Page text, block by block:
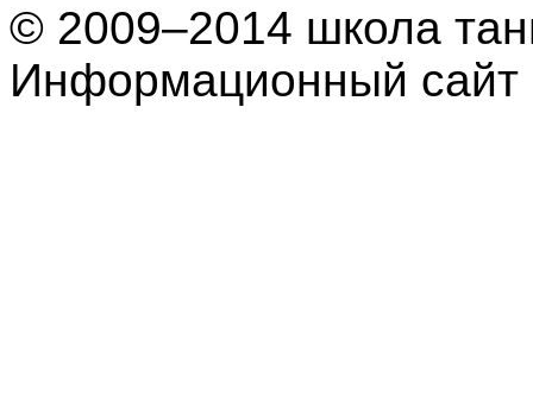
© 2009–2014 школа
Информационный сайт